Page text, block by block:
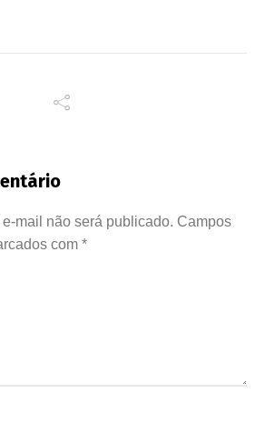
mail não será publicado. Campos
com *